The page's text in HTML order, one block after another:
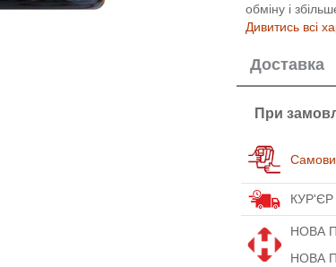
обміну і
Дивитись всі
Доставка
При
КУР'ЄР
НОВА
НОВА